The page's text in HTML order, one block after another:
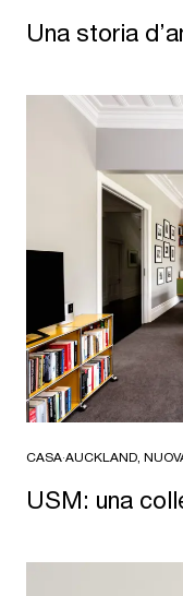
Una storia
CASA·AUCKLAND,
USM: una